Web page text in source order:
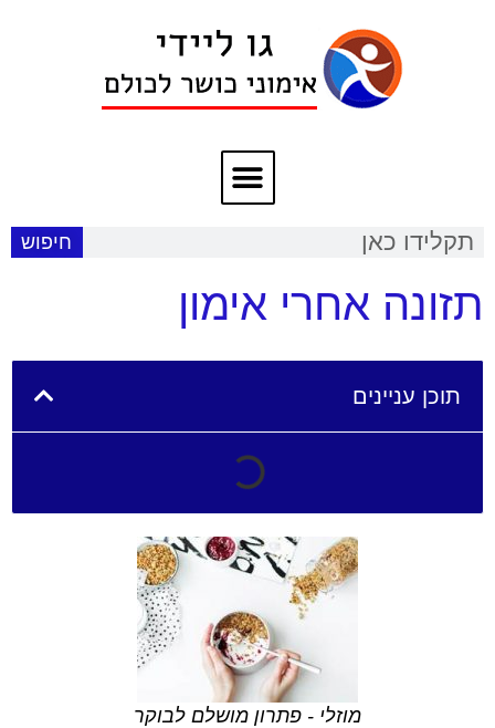
חיפוש
תזונה אחרי אימון
תוכן עניינים
מוזלי - פתרון מושלם לבוקר